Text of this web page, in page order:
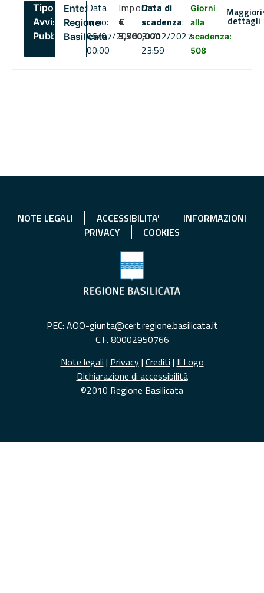
Tipo:
Avviso
Pubblico
Ente:
Regione
Basilicata
Data
inizio:
06/07/2026
00:00
Importo
€
5,500,000
Data di
scadenza:
31/12/2027
23:59
Giorni
alla
scadenza:
508
Maggiori
dettagli
NOTE LEGALI ACCESSIBILITA'
INFORMAZIONI
PRIVACY
COOKIES
PEC: AOO-giunta@cert.regione.basilicata.it
C.F. 80002950766
Note legali | Privacy| Crediti | Il Logo
Dichiarazione di accessibilità
©2010 Regione Basilicata